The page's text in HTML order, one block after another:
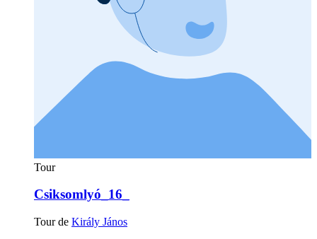
Tour
Csiksomlyó_16_
Tour de Király János